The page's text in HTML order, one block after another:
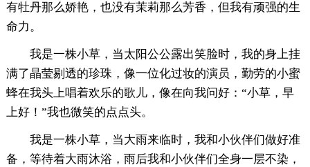
有牡丹那么娇艳，也没有茉莉那么芳香，但我有顽强的生
命力。
我是一株小草，当太阳公公露出笑脸时，我的身上挂
满了晶莹剔透的珍珠，像一位化过妆的演员，勤劳的小蜜
蜂在我头上唱着欢乐的歌儿，像在向我问好：“小草，早
上好！”我也微笑的点点头。
我是一株小草，当大雨来临时，我和小伙伴们做好准
备，等待着大雨沐浴，雨后我和小伙伴们全身一层不染，